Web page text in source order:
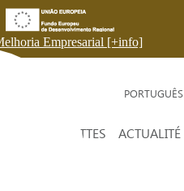
Empresarial [+info]
PORTUGUÊS
RECETTES ACTUALITÉ